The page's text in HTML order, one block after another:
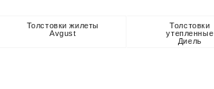
Толстовки жилеты
Avgust
Толстовки
утепленные
Диель